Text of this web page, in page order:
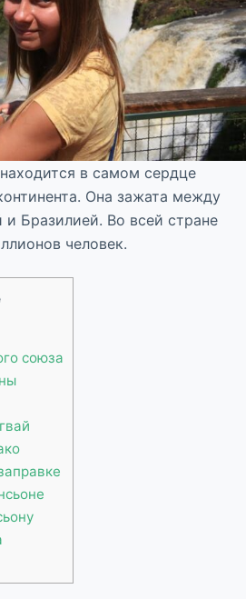
в самом сердце
Она зажата между
и Бразилией. Во всей стране
человек.
союза